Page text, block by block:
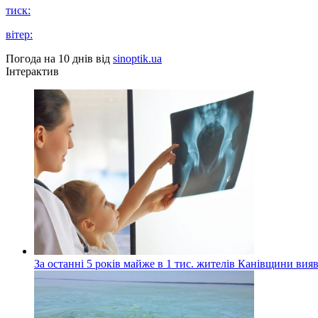
тиск:
вітер:
Погода на 10 днів від sinoptik.ua
Інтерактив
За останні 5 років майже в 1 тис. жителів Канівщини